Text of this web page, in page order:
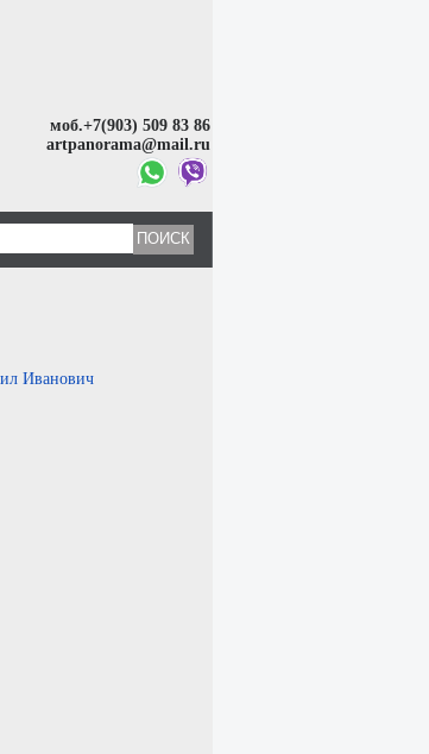
моб.+7(903) 509 83 86
artpanorama@mail.ru
Иванович